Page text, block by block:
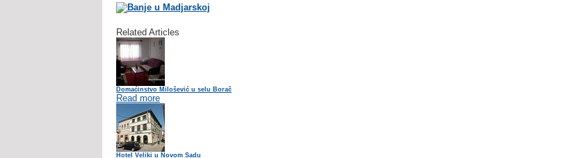
Related Articles
Domaćinstvo Milošević u selu Borač
Read more
Hotel Veliki u Novom Sadu